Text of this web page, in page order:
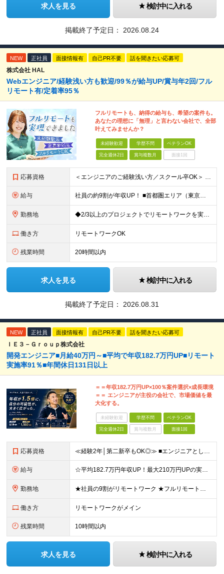
求人を見る 検討中に入れる
掲載終了予定日： 2026.08.24
NEW 正社員 面接情報有 自己PR不要 話を聞きたい応募可
株式会社 HAL
Webエンジニア/経験浅い方も歓迎/99％が給与UP/賞与年2回/フル
リモート有/定着率95％
フルリモートも、納得の給与も、希望の案件も。
あなたの理想に「無理」と言わない会社で、全部
叶えてみませんか？
未経験歓迎 学歴不問 ベテランOK
完全週休2日 賞与複数月 面接1回
応募資格 ＜エンジニアのご経験浅い方／スクール卒OK＞ ◆学歴不問 ◆未経験OK ＜こんな方は大歓迎！＞ ◎今の収入に不満がある方 ◎新しい言語・スキルに挑戦したい方 ◎腰を据えて活躍したい方 ◎頑張りを評価
給与 社員の約9割が年収UP！ ■首都圏エリア（東京、神奈川、千葉、埼玉勤務） 月給25万円～26万円（固定残業代含む） ※固定残業代は、時間外労働の有無に関わらず17時間分を30,000円～31,200
勤務地 ◆2/3以上のプロジェクトでリモートワークを実施中！ ≪自社拠点≫ ・東京本社／東京都千代田区丸の内二丁目6番1号 丸の内パークビルディング6階 ・関西支社／⼤阪府⼤阪市中央区安⼟町2-3-13 ⼤
働き方 リモートワークOK
残業時間 20時間以内
求人を見る 検討中に入れる
掲載終了予定日： 2026.08.31
NEW 正社員 面接情報有 自己PR不要 話を聞きたい応募可
ＩＥ３－Ｇｒｏｕｐ株式会社
開発エンジニア■月給40万円～■平均で年収182.7万円UP■リモート
実施率91％■年間休⽇131⽇以上
＝＝年収182.7万円UP×100％案件選択×成長環境
＝＝ エンジニアが主役の会社で、市場価値を最
大化する。
未経験歓迎 学歴不問 ベテランOK
完全週休2日 賞与複数月 面接1回
応募資格 ≪経験2年│第二新卒もOK◎≫ ■エンジニアとして実務経験をお持ちの方（2年以上） ■学歴不問 ＼意欲重視の採用です／ 「経歴に自信がない」という方も、 "今後挑戦したいこと""スキルアップしたいこ
給与 ☆平均182.7万円年収UP！最大210万円UPの実績もあり ☆スキルにより月給100万円スタートも可能◎ 月給40万円～100万円＋決算賞与＋各種手当 ～給与イメージ～ ■経験2年以上…月給40
勤務地 ★社員の9割がリモートワーク ★フルリモート案件もあり ★地方からの応募も歓迎！／転居を伴う転勤なし 東京23区を中心としたプロジェクト先での勤務です。 ～～～～～～～～～～～ 【東京⇒地方へUタ
働き方 リモートワークがメイン
残業時間 10時間以内
求人を見る 検討中に入れる